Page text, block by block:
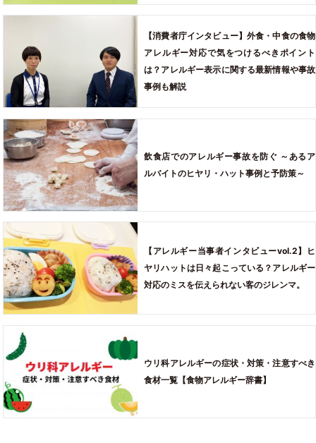
【消費者庁インタビュー】外食・中食の食物
アレルギー対応で気をつけるべきポイント
は？アレルギー表示に関する最新情報や事故
事例も解説
飲食店でのアレルギー事故を防ぐ ～あるア
ルバイトのヒヤリ・ハット事例と予防策～
【アレルギー当事者インタビューvol.2】ヒ
ヤリハットは日々起こっている？アレルギー
対応のミスを伝えられない客のジレンマ。
ウリ科アレルギーの症状・対策・注意すべき
食材一覧【食物アレルギー辞書】